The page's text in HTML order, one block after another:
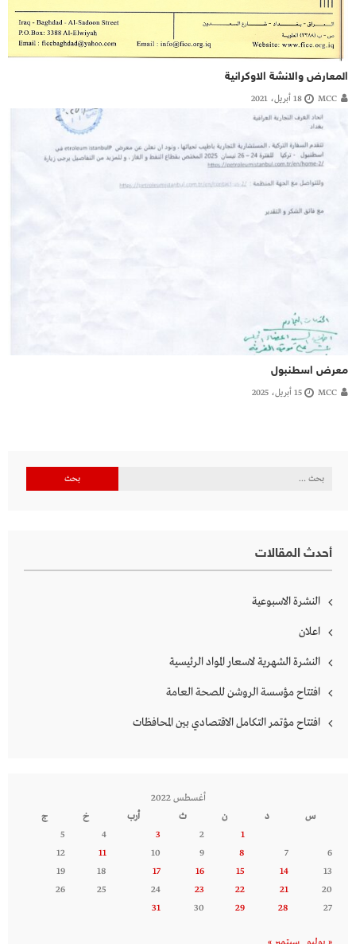
المعارض والانشة الاوكرانية
MCC 18 أبريل، 2021
معرض اسطنبول
MCC 15 أبريل، 2025
البحث
أحدث المقالات
النشرة الاسبوعية
اعلان
النشرة الشهرية لاسعار المواد الرئيسية
افتتاح مؤسسة الروشن للصحة العامة
افتتاح مؤتمر التكامل الاقتصادي بين المحافظات
أغسطس 2022
س
د ن ث أرب خ
ج
1
2
3
4
5
6
7
8
9
10
11
12
13
14
15
16
17
18
19
20
21
22
23
24
25
26
27
28
29
30
31